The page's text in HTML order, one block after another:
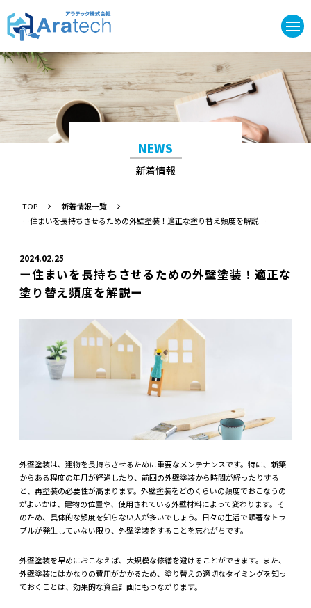
NEWS
新着情報
TOP
新着情報一覧
ー住まいを長持ちさせるための外壁塗装！適正な塗り替え頻度を解説ー
2024.02.25
ー住まいを長持ちさせるための外壁塗装！適正な
塗り替え頻度を解説ー
外壁塗装は、建物を長持ちさせるために重要なメンテナンスです。特に、新築
からある程度の年月が経過したり、前回の外壁塗装から時間が経ったりする
と、再塗装の必要性が高まります。外壁塗装をどのくらいの頻度でおこなうの
がよいかは、建物の位置や、使用されている外壁材料によって変わります。そ
のため、具体的な頻度を知らない人が多いでしょう。日々の生活で顕著なトラ
ブルが発生していない限り、外壁塗装をすることを忘れがちです。
外壁塗装を早めにおこなえば、大規模な修繕を避けることができます。また、
外壁塗装にはかなりの費用がかかるため、塗り替えの適切なタイミングを知っ
ておくことは、効果的な資金計画にもつながります。